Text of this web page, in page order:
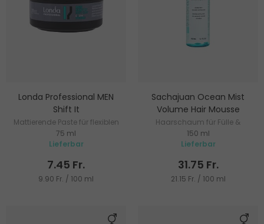
Londa Professional MEN
Shift It
Mattierende Paste für flexiblen
Halt
75 ml
Lieferbar
7.45 Fr.
9.90 Fr. / 100 ml
Sachajuan Ocean Mist
Volume Hair Mousse
Haarschaum für Fülle &
Feuchtigkeitszufuhr
150 ml
Lieferbar
31.75 Fr.
21.15 Fr. / 100 ml